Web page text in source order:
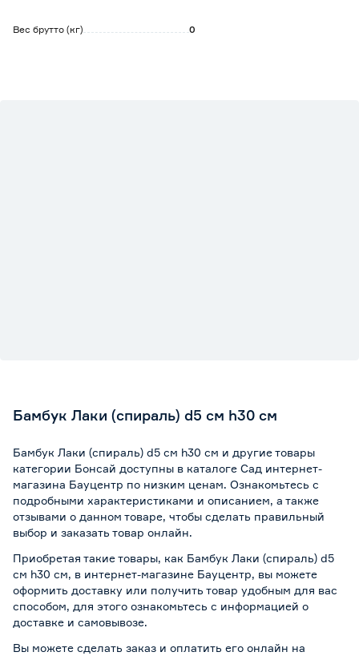
Вес брутто (кг) 0
Бамбук Лаки (спираль) d5 см h30 см
Бамбук Лаки (спираль) d5 см h30 см и другие товары
категории Бонсай доступны в каталоге Сад интернет-
магазина Бауцентр по низким ценам. Ознакомьтесь с
подробными характеристиками и описанием, а также
отзывами о данном товаре, чтобы сделать правильный
выбор и заказать товар онлайн.
Приобретая такие товары, как Бамбук Лаки (спираль) d5
см h30 см, в интернет-магазине Бауцентр, вы можете
оформить доставку или получить товар удобным для вас
способом, для этого ознакомьтесь с информацией о
доставке и самовывозе.
Вы можете сделать заказ и оплатить его онлайн на